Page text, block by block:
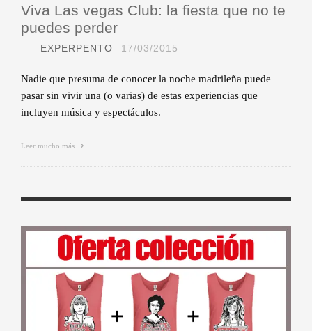
Viva Las vegas Club: la fiesta que no te
puedes perder
EXPERPENTO 17/03/2015
Nadie que presuma de conocer la noche madrileña puede
pasar sin vivir una (o varias) de estas experiencias que
incluyen música y espectáculos.
Leer mucho más